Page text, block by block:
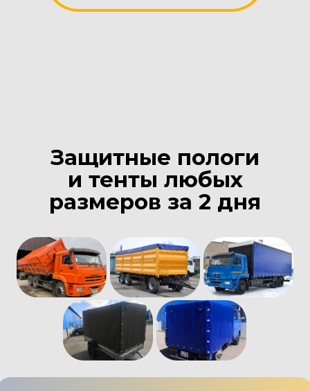
Защитные пологи
и тенты любых
размеров за 2 дня